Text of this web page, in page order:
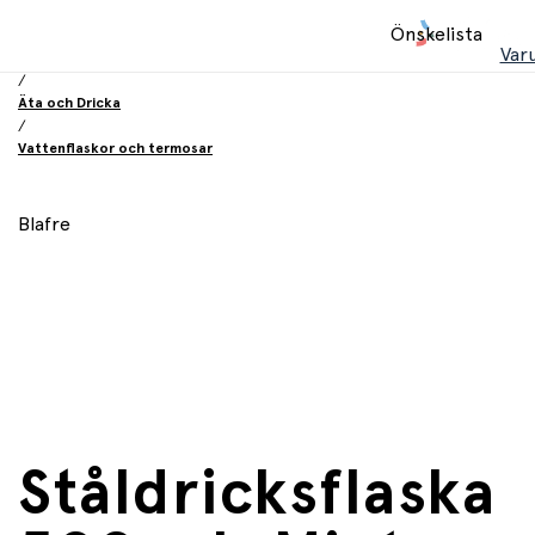
Önskelista
/
Äta och Dricka
/
Vattenflaskor och termosar
Blafre
Ståldricksflaska